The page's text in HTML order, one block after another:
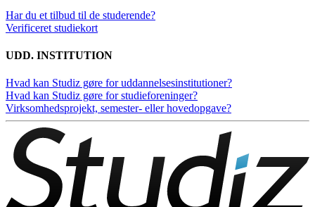
Har du et tilbud til de studerende?
Verificeret studiekort
UDD. INSTITUTION
Hvad kan Studiz gøre for uddannelsesinstitutioner?
Hvad kan Studiz gøre for studieforeninger?
Virksomhedsprojekt, semester- eller hovedopgave?